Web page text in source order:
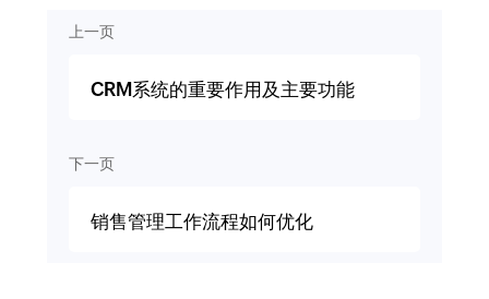
上一页
CRM系统的重要作用及主要功能
下一页
销售管理工作流程如何优化